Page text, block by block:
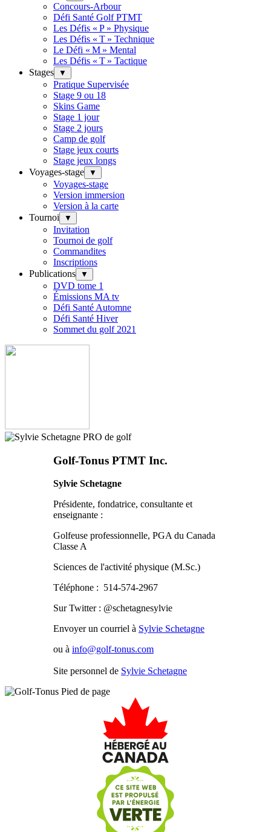
Concours-Arbour
Défi Santé Golf PTMT
Les Défis « P » Physique
Les Défis « T » Technique
Le Défi « M » Mental
Les Défis « T » Tactique
Stages
▼
Pratique Supervisée
Stage 9 ou 18
Skins Game
Stage 1 jour
Stage 2 jours
Camp de golf
Stage jeux courts
Stage jeux longs
Voyages-stage
▼
Voyages-stage
Version immersion
Version à la carte
Tournoi
▼
Invitation
Tournoi de golf
Commandites
Inscriptions
Publications
▼
DVD tome 1
Émissions MA tv
Défi Santé Automne
Défi Santé Hiver
Sommet du golf 2021
Golf-Tonus PTMT Inc.
Sylvie Schetagne
Présidente, fondatrice, consultante et
enseignante :
Golfeuse professionnelle, PGA du Canada
Classe A
Sciences de l'activité physique (M.Sc.)
Téléphone : 514-574-2967
Sur Twitter : @schetagnesylvie
Envoyer un courriel à Sylvie Schetagne
ou à info@golf-tonus.com
Site personnel de Sylvie Schetagne